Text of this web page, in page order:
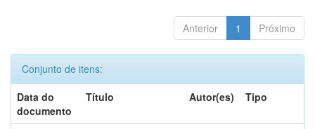
Anterior 1 Próximo
Conjunto de itens:
Data do
documento
Título Autor(es) Tipo